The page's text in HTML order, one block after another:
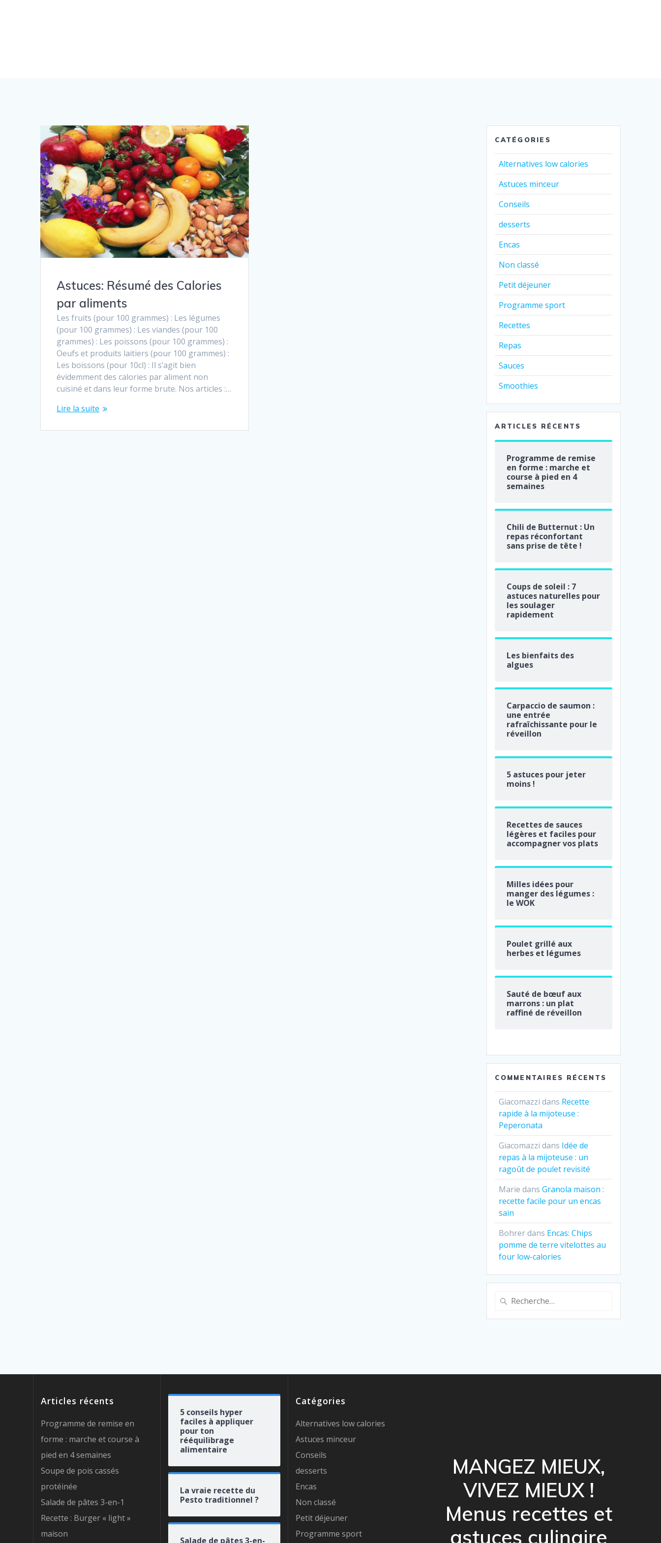
Astuces: Résumé des Calories
par aliments
Les fruits (pour 100 grammes) : Les légumes
(pour 100 grammes) : Les viandes (pour 100
grammes) : Les poissons (pour 100 grammes) :
Oeufs et produits laitiers (pour 100 grammes) :
Les boissons (pour 10cl) : Il s’agit bien
évidemment des calories par aliment non
cuisiné et dans leur forme brute. Nos articles :…
Lire la suite
CATÉGORIES
Alternatives low calories
Astuces minceur
Conseils
desserts
Encas
Non classé
Petit déjeuner
Programme sport
Recettes
Repas
Sauces
Smoothies
ARTICLES RÉCENTS
Programme de remise
en forme : marche et
course à pied en 4
semaines
Chili de Butternut : Un
repas réconfortant
sans prise de tête !
Coups de soleil : 7
astuces naturelles pour
les soulager
rapidement
Les bienfaits des
algues
Carpaccio de saumon :
une entrée
rafraîchissante pour le
réveillon
5 astuces pour jeter
moins !
Recettes de sauces
légères et faciles pour
accompagner vos plats
Milles idées pour
manger des légumes :
le WOK
Poulet grillé aux
herbes et légumes
Sauté de bœuf aux
marrons : un plat
raffiné de réveillon
COMMENTAIRES RÉCENTS
Giacomazzi dans Recette
rapide à la mijoteuse :
Peperonata
Giacomazzi dans Idée de
repas à la mijoteuse : un
ragoût de poulet revisité
Marie dansGranola maison :
recette facile pour un encas
sain
Bohrerdans Encas: Chips
pomme de terre vitelottes au
four low-calories
Recherche
pour
:
Articles récents
Programme de remise en
forme : marche et course à
pied en 4 semaines
Soupe de pois cassés
protéinée
Salade de pâtes 3-en-1
Recette : Burger « light »
maison
5 conseils hyper
faciles à appliquer
pour ton
rééquilibrage
alimentaire
La vraie recette du
Pesto traditionnel ?
Salade de pâtes 3-en-
Catégories
Alternatives low calories
Astuces minceur
Conseils
desserts
Encas
Non classé
Petit déjeuner
Programme sport
MANGEZ MIEUX,
VIVEZ MIEUX !
Menus recettes et
astuces culinaire